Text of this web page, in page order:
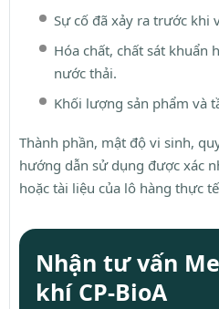
Sự cố đã xảy ra trước khi
Hóa chất, chất sát khuẩn
nước thải.
Khối lượng sản phẩm và
Thành phần, mật độ vi sinh,
hướng dẫn sử dụng được xác
hoặc tài liệu của lô hàng thực
Nhận tư vấn
khí CP-BioA